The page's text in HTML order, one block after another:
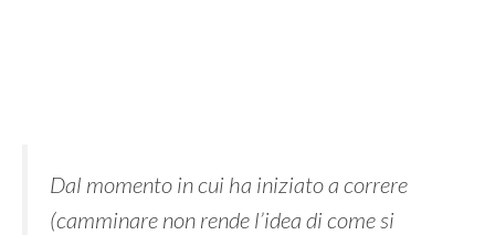
Dal momento in cui ha iniziato a correre
(camminare non rende l’idea di come si